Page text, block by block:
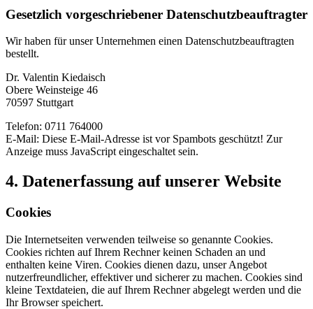
Gesetzlich vorgeschriebener Datenschutzbeauftragter
Wir haben für unser Unternehmen einen Datenschutzbeauftragten
bestellt.
Dr. Valentin Kiedaisch
Obere Weinsteige 46
70597 Stuttgart
Telefon: 0711 764000
E-Mail: Diese E-Mail-Adresse ist vor Spambots geschützt! Zur
Anzeige muss JavaScript eingeschaltet sein.
4. Datenerfassung auf unserer Website
Cookies
Die Internetseiten verwenden teilweise so genannte Cookies.
Cookies richten auf Ihrem Rechner keinen Schaden an und
enthalten keine Viren. Cookies dienen dazu, unser Angebot
nutzerfreundlicher, effektiver und sicherer zu machen. Cookies sind
kleine Textdateien, die auf Ihrem Rechner abgelegt werden und die
Ihr Browser speichert.